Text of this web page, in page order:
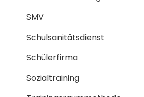
SMV
Schulsanitätsdienst
Schülerfirma
Sozialtraining